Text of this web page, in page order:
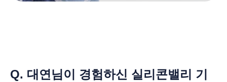
Q. 대연님이 경험하신 실리콘밸리 기